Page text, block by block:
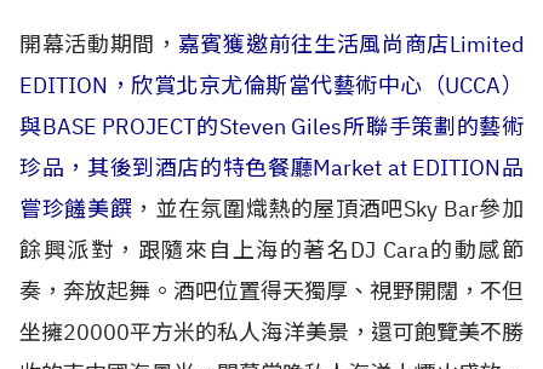
開幕活動期間， 嘉賓獲邀前往生活風尚商店Limited
EDITION，欣賞北京尤倫斯當代藝術中心（UCCA）
與BASE PROJECT的Steven Giles所聯手策劃的藝術
珍品，其後到酒店的特色餐廳Market at EDITION品
嘗珍饈美饌 ，並在氛圍熾熱的屋頂酒吧Sky Bar參加
餘興派對，跟隨來自上海的著名DJ Cara的動感節
奏，奔放起舞。酒吧位置得天獨厚、視野開闊，不但
坐擁20000平方米的私人海洋美景，還可飽覽美不勝